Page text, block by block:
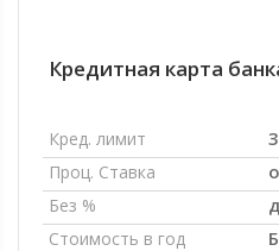
Кредитная карта
Кред. лимит
Проц. Ставка
Без %
Стоимость в год